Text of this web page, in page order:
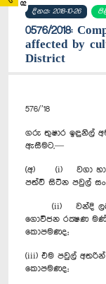
02
දිනය: 2018-10-26
0576/2018:
affected by
District
576/’18
ගරු තුෂාර ඉඳුනිල්
ඇසීමට,—
(අ) (i) වගා හානි
පත්වී සිටින පවුල්
(ii) වන්දි ලබා
ගොවිජන රක්‍ෂණ
කොපමණද;
(iii) එම පවුල්
කොපමණද;